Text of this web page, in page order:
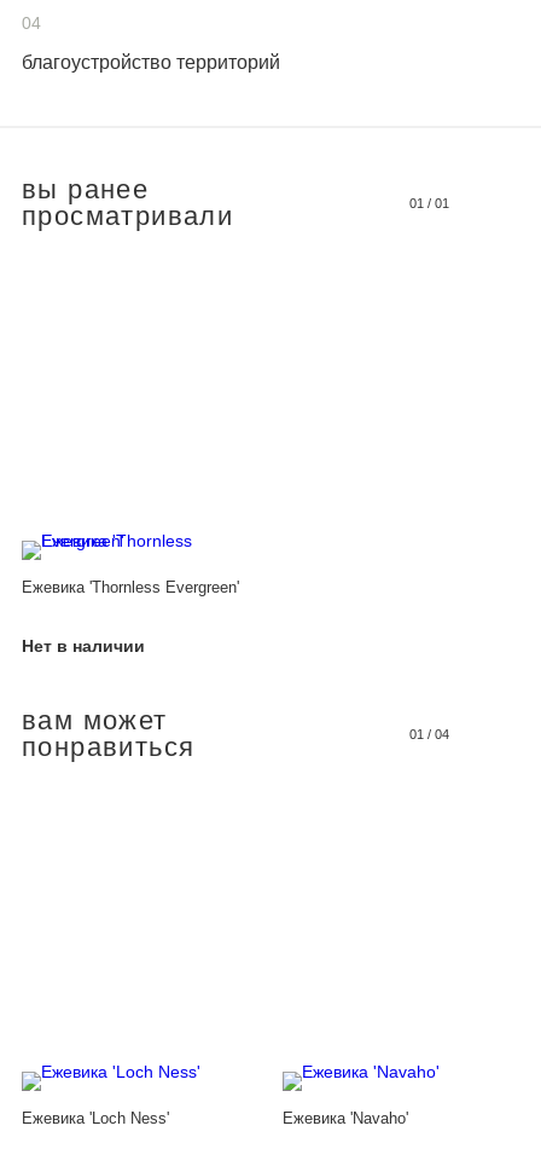
04
благоустройство территорий
вы ранее
просматривали
01 / 01
Ежевика 'Thornless Evergreen'
Нет в наличии
вам может
понравиться
01 / 04
Ежевика 'Loch Ness' Ежевика 'Navaho'